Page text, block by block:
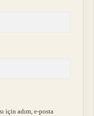
için adım, e-posta